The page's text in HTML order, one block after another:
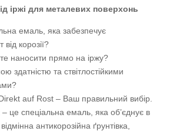
іржі для металевих поверхонь
емаль, яка забезпечує
корозії?
наносити прямо на іржу?
здатністю та ствітлостійкими
auf Rost – Ваш правильний вибір.
це спеціальна емаль, яка об’єднує в
антикорозійна ґрунтівка,